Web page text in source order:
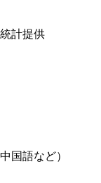
計提供
国語など）